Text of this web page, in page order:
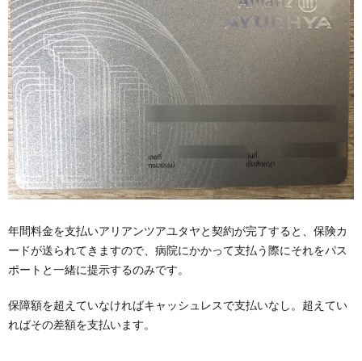
年間料金を支払いアリアンツアユタヤと契約が完了すると、保険カ
ードが送られてきますので、病院にかかって支払う際にそれをパス
ポートと一緒に提示するのみです。
保障額を超えていなければキャッシュレスで支払いなし。超えてい
ればその差額を支払います。